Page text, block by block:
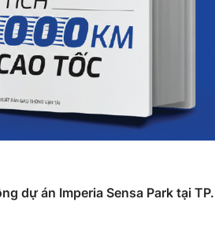
dự án Imperia Sensa Park tại